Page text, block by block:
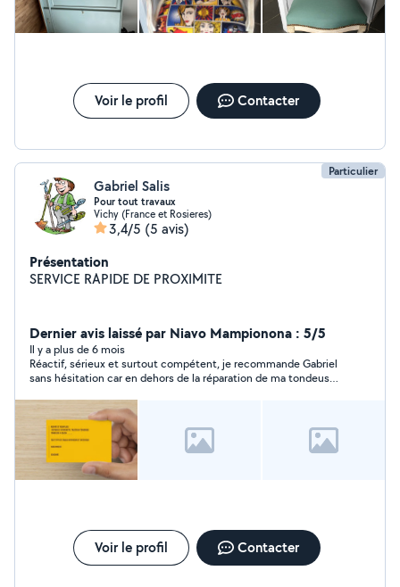
Voir le profil Contacter
Particulier
Gabriel Salis
Pour tout travaux
Vichy (France et Rosieres)
3,4/5 (5 avis)
Présentation
SERVICE RAPIDE DE PROXIMITE
Dernier avis laissé par Niavo Mampionona : 5/5
Il y a plus de 6 mois
Réactif, sérieux et surtout compétent, je recommande Gabriel
sans hésitation car en dehors de la réparation de ma tondeuse ,
Merci
Voir le profil Contacter